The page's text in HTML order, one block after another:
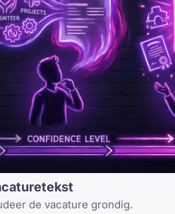
de vacature grondig.